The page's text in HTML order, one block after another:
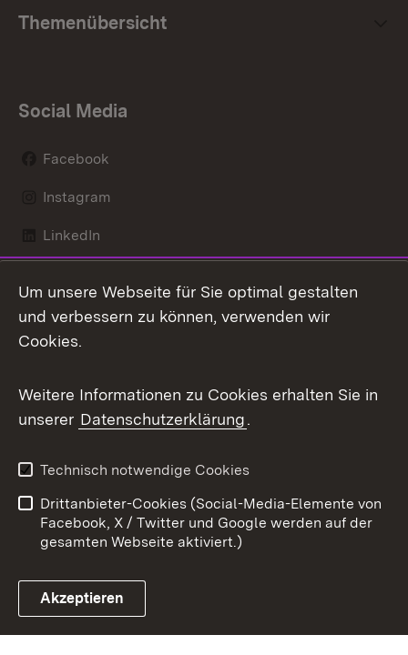
Themenübersicht
Social Media
Facebook
Instagram
LinkedIn
X / Twitter
Youtube
Link zum Landesportal
Kontakt
Datenschutz
Barrierefreiheit
Impressum
Cookies
Um unsere Webseite für Sie optimal gestalten
und verbessern zu können, verwenden wir
Cookies.
Weitere Informationen zu Cookies erhalten Sie in
unserer Datenschutzerklärung.
Technisch notwendige Cookies
Drittanbieter-Cookies (Social-Media-Elemente von
Facebook, X / Twitter und Google werden auf der
gesamten Webseite aktiviert.)
Akzeptieren